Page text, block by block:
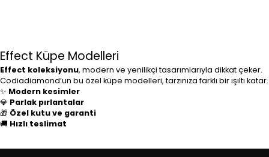
Effect Küpe Modelleri
Effect koleksiyonu, modern ve yenilikçi tasarımlarıyla dikkat çeker.
Codiadiamond’un bu özel küpe modelleri, tarzınıza farklı bir ışıltı katar.
✨ Modern kesimler
💎 Parlak pırlantalar
🎁 Özel kutu ve garanti
🚚 Hızlı teslimat